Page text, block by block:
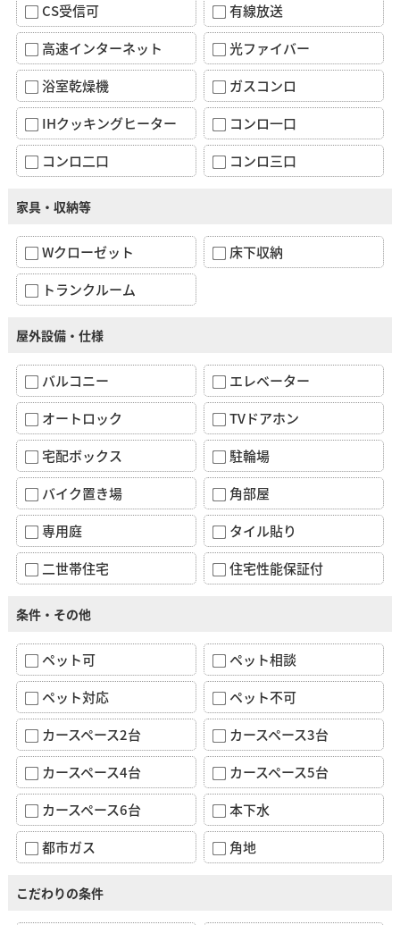
CS受信可
有線放送
高速インターネット
光ファイバー
浴室乾燥機
ガスコンロ
IHクッキングヒーター
コンロ一口
コンロ二口
コンロ三口
家具・収納等
Wクローゼット
床下収納
トランクルーム
屋外設備・仕様
バルコニー
エレベーター
オートロック
TVドアホン
宅配ボックス
駐輪場
バイク置き場
角部屋
専用庭
タイル貼り
二世帯住宅
住宅性能保証付
条件・その他
ペット可
ペット相談
ペット対応
ペット不可
カースペース2台
カースペース3台
カースペース4台
カースペース5台
カースペース6台
本下水
都市ガス
角地
こだわりの条件